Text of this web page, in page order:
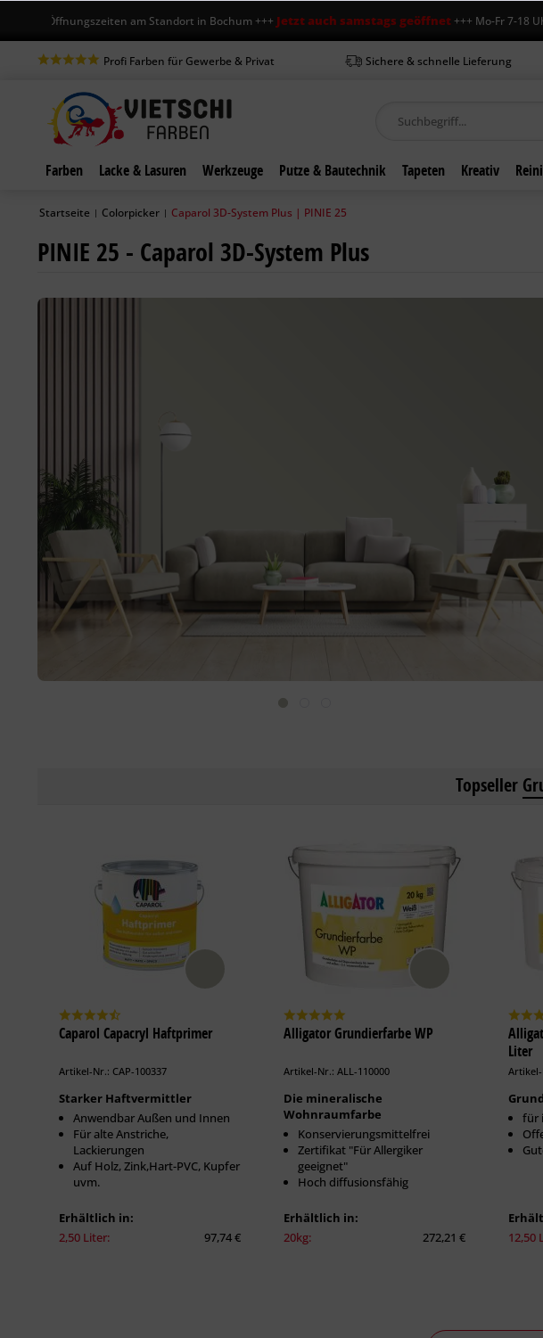
Öffnungszeiten am Standort in Bochum +++Jetzt auch samstags geöffnet+++ Mo-Fr 7-18 Uhr
Profi Farben für Gewerbe & Privat Sichere & schnelle Lieferung
Farben Lacke & Lasuren Werkzeuge Putze & Bautechnik Tapeten Kreativ
Startseite | Colorpicker | Caparol 3D-System Plus | PINIE 25
PINIE 25 - Caparol 3D-System Plus
Topseller
Caparol Capacryl Haftprimer
Artikel-Nr.: CAP-100337
Starker Haftvermittler
Anwendbar Außen und Innen
Für alte Anstriche,
Lackierungen
Auf Holz, Zink,Hart-PVC, Kupfer
uvm.
Erhältlich in:
2,50 Liter:
97,74 €
Alligator Grundierfarbe WP
Artikel-Nr.: ALL-110000
Die mineralische
Wohnraumfarbe
Konservierungsmittelfrei
Zertifikat "Für Allergiker
geeignet"
Hoch diffusionsfähig
Erhältlich in:
20kg:
272,21 €
Liter
Artikel-
für
12,50